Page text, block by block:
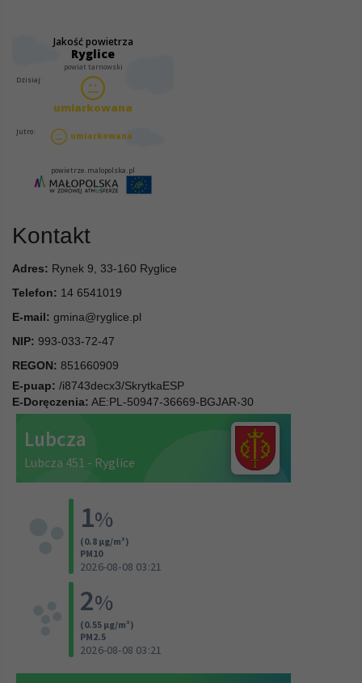
Kontakt
Adres: Rynek 9, 33-160 Ryglice
Telefon: 14 6541019
E-mail: gmina@ryglice.pl
NIP: 993-033-72-47
REGON: 851660909
E-puap: /i8743decx3/SkrytkaESP
E-Doręczenia: AE:PL-50947-36669-BGJAR-30